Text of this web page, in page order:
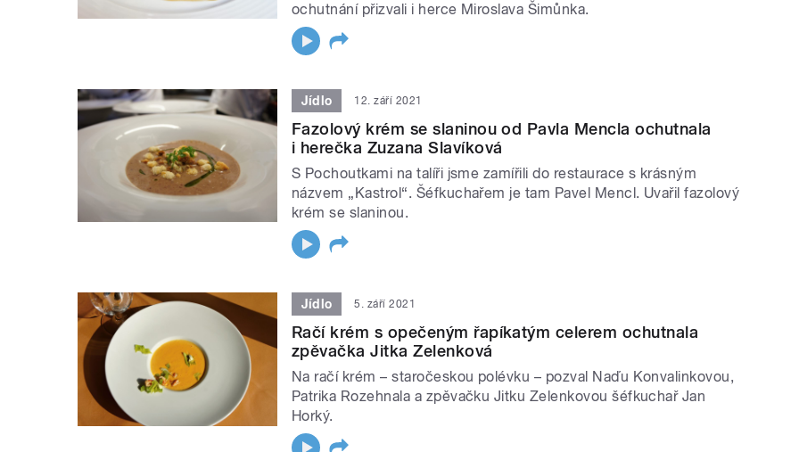
ochutnání přizvali i herce Miroslava Šimůnka.
Jídlo 12. září 2021
Fazolový krém se slaninou od Pavla Mencla ochutnala
i herečka Zuzana Slavíková
S Pochoutkami na talíři jsme zamířili do restaurace s krásným
názvem „Kastrol“. Šéfkuchařem je tam Pavel Mencl. Uvařil fazolový
krém se slaninou.
Jídlo 5. září 2021
Račí krém s opečeným řapíkatým celerem ochutnala
zpěvačka Jitka Zelenková
Na račí krém – staročeskou polévku – pozval Naďu Konvalinkovou,
Patrika Rozehnala a zpěvačku Jitku Zelenkovou šéfkuchař Jan
Horký.